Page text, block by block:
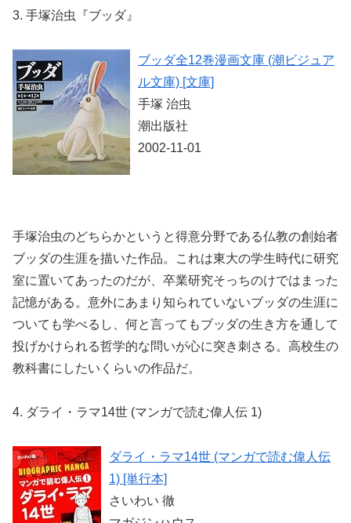
3. 手塚治虫『ブッダ』
ブッダ全12巻漫画文庫 (潮ビジュア
ル文庫) [文庫]
手塚 治虫
潮出版社
2002-11-01
手塚治虫のどちらかというと得意分野である仏教の創始者
ブッダの生涯を描いた作品。これは東大の学生時代に研究
室に置いてあったのだが、卒業研究そっちのけではまった
記憶がある。意外にあまり知られていないブッダの生涯に
ついても学べるし、何と言ってもブッダの生き方を通して
投げかけられる哲学的な問いが心に突き刺さる。高校生の
教科書にしたいくらいの作品だ。
4. ダライ・ラマ14世 (マンガで読む偉人伝 1)
ダライ・ラマ14世 (マンガで読む偉人伝
1) [単行本]
さいわい 徹